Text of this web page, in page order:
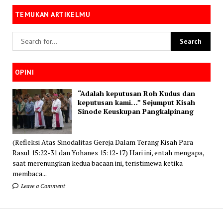
TEMUKAN ARTIKELMU
OPINI
“Adalah keputusan Roh Kudus dan
keputusan kami…” Sejumput Kisah
Sinode Keuskupan Pangkalpinang
(Refleksi Atas Sinodalitas Gereja Dalam Terang Kisah Para
Rasul 15:22-31 dan Yohanes 15:12-17) Hari ini, entah mengapa,
saat merenungkan kedua bacaan ini, teristimewa ketika
membaca...
Leave a Comment